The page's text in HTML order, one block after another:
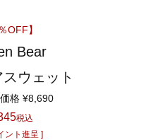
OFF】
Bear
ウェット
格 ¥8,690
税込
ント進呈 ]